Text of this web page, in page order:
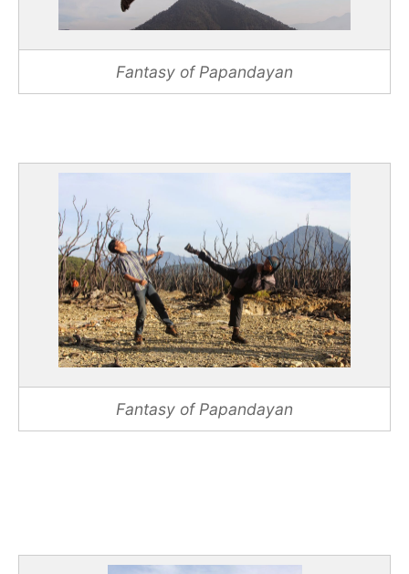
Fantasy of Papandayan
Fantasy of Papandayan